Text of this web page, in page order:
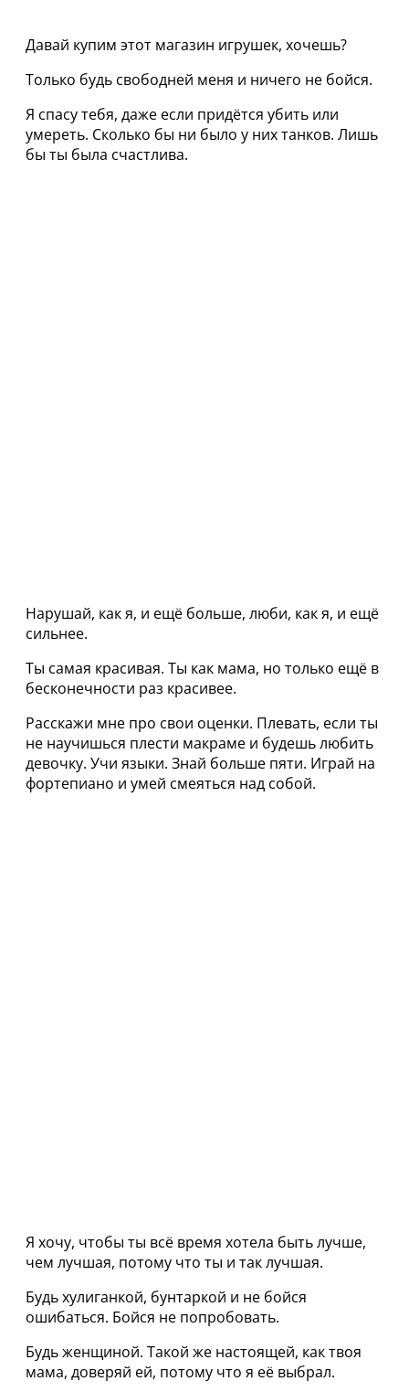
Давай купим этот магазин игрушек, хочешь?
Только будь свободней меня и ничего не бойся.
Я спасу тебя, даже если придётся убить или
умереть. Сколько бы ни было у них танков. Лишь
бы ты была счастлива.
Нарушай, как я, и ещё больше, люби, как я, и ещё
сильнее.
Ты самая красивая. Ты как мама, но только ещё в
бесконечности раз красивее.
Расскажи мне про свои оценки. Плевать, если ты
не научишься плести макраме и будешь любить
девочку. Учи языки. Знай больше пяти. Играй на
фортепиано и умей смеяться над собой.
Я хочу, чтобы ты всё время хотела быть лучше,
чем лучшая, потому что ты и так лучшая.
Будь хулиганкой, бунтаркой и не бойся
ошибаться. Бойся не попробовать.
Будь женщиной. Такой же настоящей, как твоя
мама, доверяй ей, потому что я её выбрал.